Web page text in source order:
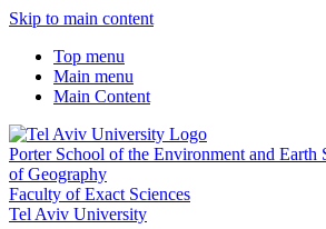
Skip to main content
Top menu
Main menu
Main Content
Porter School of the Environment and Earth
of Geography
Faculty of Exact Sciences
Tel Aviv University